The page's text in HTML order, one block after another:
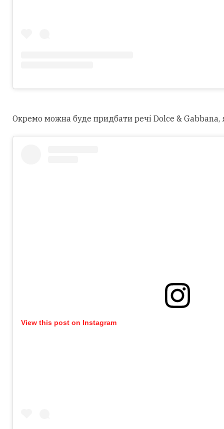
Окремо можна буде придбати речі Dolce & Gabbana,
View this post on Instagram